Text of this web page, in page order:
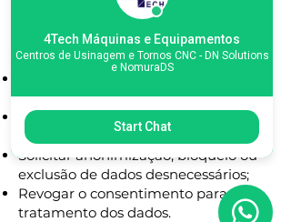
6. Direitos do titular
Nos termos da LGPD, o titular dos
dados poderá, a qualquer momento:
pessoais;
Corrigir dados incompletos ou
desatualizados;
Solicitar anonimização, bloqueio ou
exclusão de dados desnecessários;
Revogar o consentimento para
tratamento dos dados.
4Tech Máquinas e Equipamentos
Centros de Usinagem e Tornos CNC - DN Solutions
e NomuraDS
Start Chat